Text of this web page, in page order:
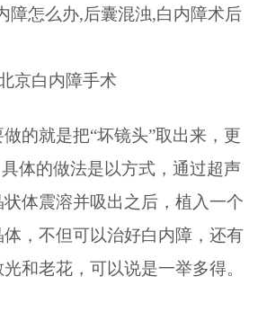
京白内障手术
就是把“坏镜头”取出来，更
体的做法是以方式，通过超声
体震溶并吸出之后，植入一个
，不但可以治好白内障，还有
和老花，可以说是一举多得。